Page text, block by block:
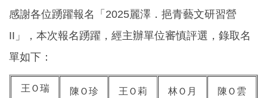
感謝各位踴躍報名「2025麗澤．挹青藝文研習營
II」，本次報名踴躍，經主辦單位審慎評選，錄取名
單如下：
王Ｏ瑞 陳Ｏ珍 王Ｏ莉 林Ｏ月 陳Ｏ雲